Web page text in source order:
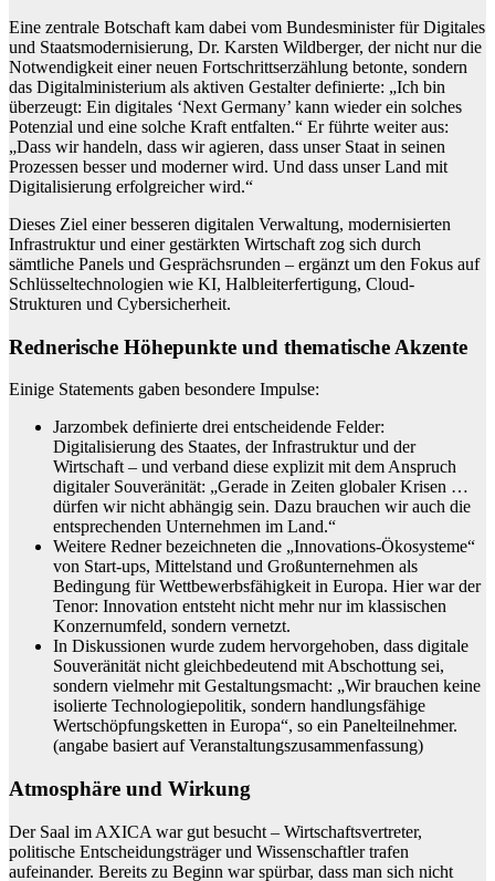
Eine zentrale Botschaft kam dabei vom Bundesminister für Digitales
und Staatsmodernisierung, Dr. Karsten Wildberger, der nicht nur die
Notwendigkeit einer neuen Fortschrittserzählung betonte, sondern
das Digitalministerium als aktiven Gestalter definierte: „Ich bin
überzeugt: Ein digitales ‘Next Germany’ kann wieder ein solches
Potenzial und eine solche Kraft entfalten.“ Er führte weiter aus:
„Dass wir handeln, dass wir agieren, dass unser Staat in seinen
Prozessen besser und moderner wird. Und dass unser Land mit
Digitalisierung erfolgreicher wird.“
Dieses Ziel einer besseren digitalen Verwaltung, modernisierten
Infrastruktur und einer gestärkten Wirtschaft zog sich durch
sämtliche Panels und Gesprächsrunden – ergänzt um den Fokus auf
Schlüsseltechnologien wie KI, Halbleiterfertigung, Cloud-
Strukturen und Cybersicherheit.
Rednerische Höhepunkte und thematische Akzente
Einige Statements gaben besondere Impulse:
Jarzombek definierte drei entscheidende Felder:
Digitalisierung des Staates, der Infrastruktur und der
Wirtschaft – und verband diese explizit mit dem Anspruch
digitaler Souveränität: „Gerade in Zeiten globaler Krisen …
dürfen wir nicht abhängig sein. Dazu brauchen wir auch die
entsprechenden Unternehmen im Land.“
Weitere Redner bezeichneten die „Innovations-Ökosysteme“
von Start-ups, Mittelstand und Großunternehmen als
Bedingung für Wettbewerbsfähigkeit in Europa. Hier war der
Tenor: Innovation entsteht nicht mehr nur im klassischen
Konzernumfeld, sondern vernetzt.
In Diskussionen wurde zudem hervorgehoben, dass digitale
Souveränität nicht gleichbedeutend mit Abschottung sei,
sondern vielmehr mit Gestaltungsmacht: „Wir brauchen keine
isolierte Technologiepolitik, sondern handlungsfähige
Wertschöpfungsketten in Europa“, so ein Panelteilnehmer.
(angabe basiert auf Veranstaltungszusammenfassung)
Atmosphäre und Wirkung
Der Saal im AXICA war gut besucht – Wirtschaftsvertreter,
politische Entscheidungsträger und Wissenschaftler trafen
aufeinander. Bereits zu Beginn war spürbar, dass man sich nicht